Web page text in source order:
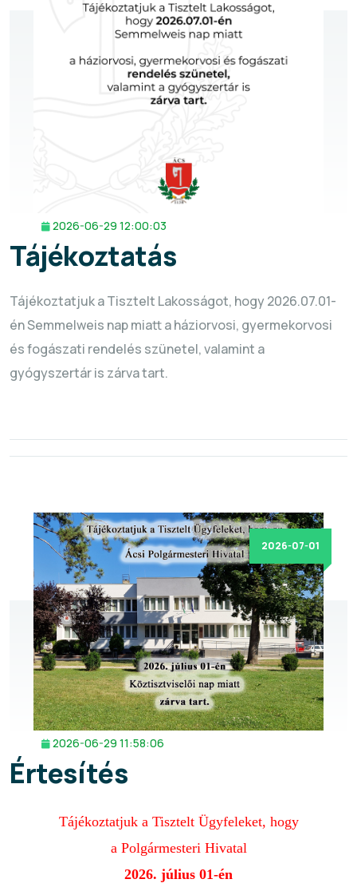
2026-06-29 12:00:03
Tájékoztatás
Tájékoztatjuk a Tisztelt Lakosságot, hogy 2026.07.01-
én Semmelweis nap miatt a háziorvosi, gyermekorvosi
és fogászati rendelés szünetel, valamint a
gyógyszertár is zárva tart.
2026-07-01
2026-06-29 11:58:06
Értesítés
Tájékoztatjuk a Tisztelt Ügyfeleket, hogy
a Polgármesteri Hivatal
2026. július 01-én